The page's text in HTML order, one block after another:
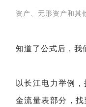
资产、无形资产和其
知道了公式后，我
以长江电力举例
金流量表部分，找